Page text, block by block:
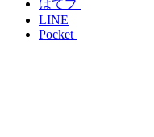
はてブ
LINE
Pocket